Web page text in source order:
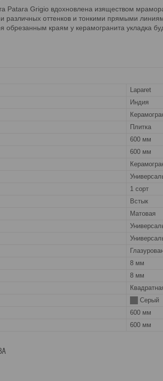
Patara Grigio вдохновлена изяществом
различных оттенков и тонкими прямыми
обрезанным краям у керамогранита укладка
Laparet
Индия
Плитка
600 мм
600 мм
1 сорт
Встык
Матовая
8 мм
8 мм
Серый
600 мм
600 мм